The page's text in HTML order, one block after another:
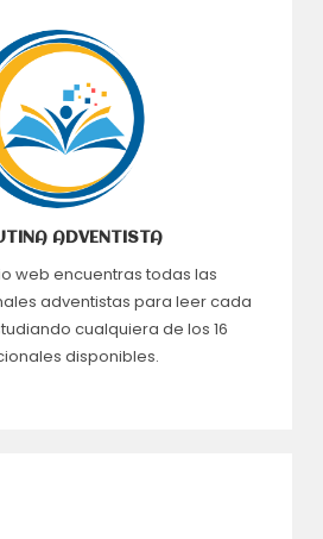
ADVENTISTA
web encuentras todas las
adventistas para leer cada
cualquiera de los 16
disponibles.